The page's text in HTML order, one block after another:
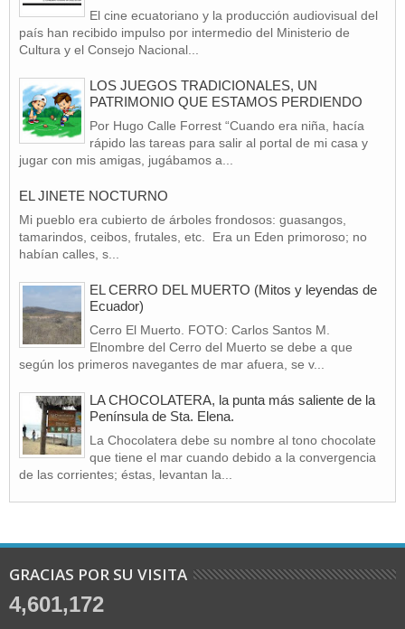
El cine ecuatoriano y la producción audiovisual del
país han recibido impulso por intermedio del Ministerio de
Cultura y el Consejo Nacional...
LOS JUEGOS TRADICIONALES, UN
PATRIMONIO QUE ESTAMOS PERDIENDO
Por Hugo Calle Forrest “Cuando era niña, hacía
rápido las tareas para salir al portal de mi casa y
jugar con mis amigas, jugábamos a...
EL JINETE NOCTURNO
Mi pueblo era cubierto de árboles frondosos: guasangos,
tamarindos, ceibos, frutales, etc. Era un Eden primoroso; no
habían calles, s...
EL CERRO DEL MUERTO (Mitos y leyendas de
Ecuador)
Cerro El Muerto. FOTO: Carlos Santos M.
Elnombre del Cerro del Muerto se debe a que
según los primeros navegantes de mar afuera, se v...
LA CHOCOLATERA, la punta más saliente de la
Península de Sta. Elena.
La Chocolatera debe su nombre al tono chocolate
que tiene el mar cuando debido a la convergencia
de las corrientes; éstas, levantan la...
GRACIAS POR SU VISITA
4,601,172